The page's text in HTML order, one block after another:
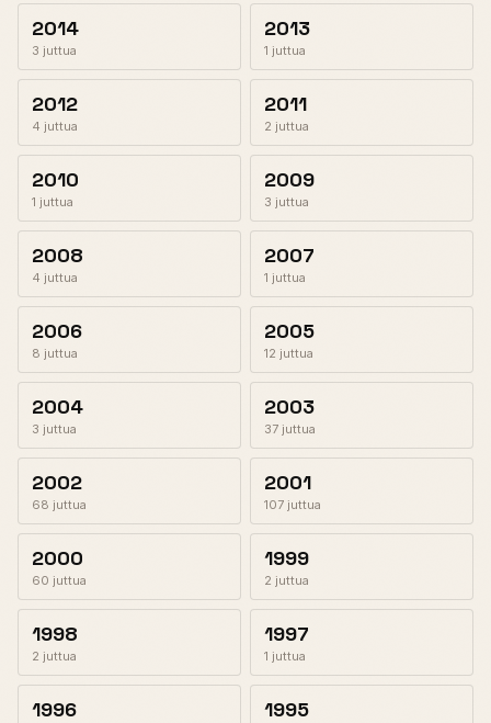
2014
3 juttua
2013
1 juttua
2012
4 juttua
2011
2 juttua
2010
1 juttua
2009
3 juttua
2008
4 juttua
2007
1 juttua
2006
8 juttua
2005
12 juttua
2004
3 juttua
2003
37 juttua
2002
68 juttua
2001
107 juttua
2000
60 juttua
1999
2 juttua
1998
2 juttua
1997
1 juttua
1996 1995